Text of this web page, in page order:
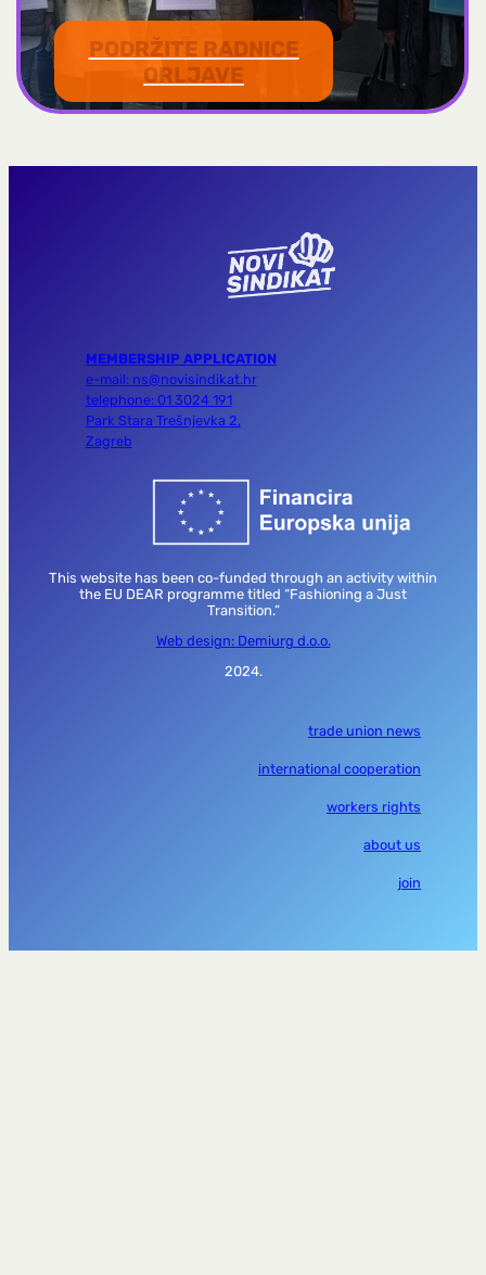
PODRŽITE RADNICE
ORLJAVE
MEMBERSHIP APPLICATION
e-mail: ns@novisindikat.hr
telephone: 01 3024 191
Park Stara Trešnjevka 2,
Zagreb
This website has been co-funded through an activity within
the EU DEAR programme titled “Fashioning a Just
Transition.”
Web design: Demiurg d.o.o.
2024.
trade union news
international cooperation
workers rights
about us
join